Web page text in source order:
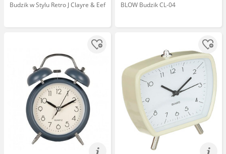
Budzik w Stylu Retro J Clayre & Eef BLOW Budzik CL-04